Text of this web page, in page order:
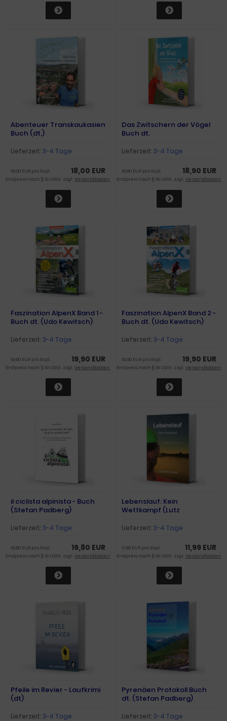
Abenteuer Transkaukasien
Buch (dt.)
Lieferzeit:3-4 Tage
18,00 EUR
18,00 EUR pro Expl.
Endpreis nach § 19 UStG. zzgl. Versandkosten
Das Zwitschern der Vögel
Buch dt.
Lieferzeit:3-4 Tage
18,90 EUR
18,90 EUR pro Expl.
Endpreis nach § 19 UStG. zzgl. Versandkosten
Faszination AlpenX Band 1 -
Buch dt. (Udo Kewitsch)
Lieferzeit:3-4 Tage
19,90 EUR
19,90 EUR pro Expl.
Endpreis nach § 19 UStG. zzgl. Versandkosten
Faszination AlpenX Band 2 -
Buch dt. (Udo Kewitsch)
Lieferzeit:3-4 Tage
19,90 EUR
19,90 EUR pro Expl.
Endpreis nach § 19 UStG. zzgl. Versandkosten
il ciclista alpinista - Buch
(Stefan Padberg)
Lieferzeit:3-4 Tage
19,80 EUR
19,80 EUR pro Expl.
Endpreis nach § 19 UStG. zzgl. Versandkosten
Lebenslauf: Kein
Wettkampf (Lutz
Lieferzeit:3-4 Tage
11,99 EUR
11,99 EUR pro Expl.
Endpreis nach § 19 UStG. zzgl. Versandkosten
Pfeile im Revier - Laufkrimi
(dt)
Lieferzeit:3-4 Tage
Pyrenäen Protokoll Buch
dt. (Stefan Padberg)
Lieferzeit:3-4 Tage